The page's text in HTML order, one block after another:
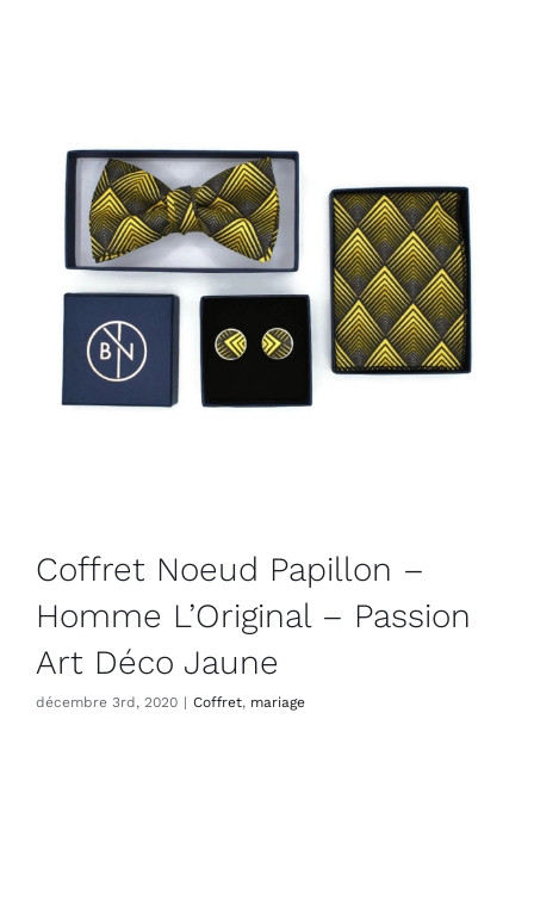
Coffret Noeud Papillon –
Homme L’Original – Passion
Art Déco Jaune
décembre 3rd, 2020 | Coffret, mariage